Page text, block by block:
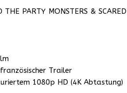
PARTY MONSTERS & SCARED
Trailer
1080p HD (4K Abtastung)